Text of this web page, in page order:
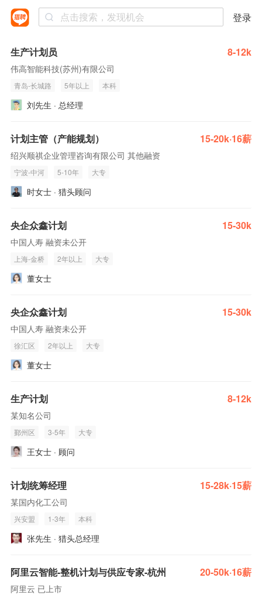
登录
生产计划员 8-12k
伟高智能科技(苏州)有限公司
青岛-长城路 5年以上 本科
刘先生 · 总经理
计划主管（产能规划） 15-20k·16薪
绍兴顺祺企业管理咨询有限公司 其他融资
宁波-中河 5-10年 大专
时女士 · 猎头顾问
央企众鑫计划 15-30k
中国人寿 融资未公开
上海-金桥 2年以上 大专
董女士
央企众鑫计划 15-30k
中国人寿 融资未公开
徐汇区 2年以上 大专
董女士
生产计划 8-12k
某知名公司
鄞州区 3-5年 大专
王女士 · 顾问
计划统筹经理 15-28k·15薪
某国内化工公司
兴安盟 1-3年 本科
张先生 · 猎头总经理
阿里云智能-整机计划与供应专家-杭州 20-50k·16薪
阿里云 已上市